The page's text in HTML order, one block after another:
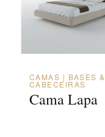
CAMAS | BASES &
CABECEIRAS
Cama Lapa